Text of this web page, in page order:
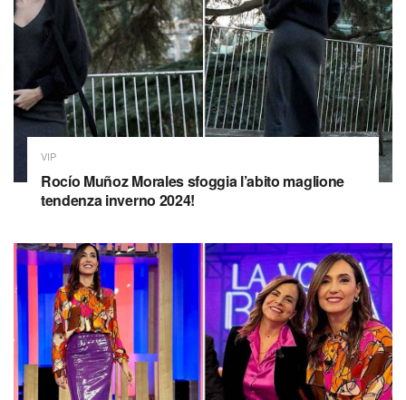
VIP
Rocío Muñoz Morales sfoggia l’abito maglione
tendenza inverno 2024!